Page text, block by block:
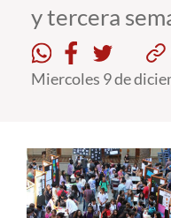
Académicos
Funcionarios
Alumni
English
y tercera
Miercoles 9 de